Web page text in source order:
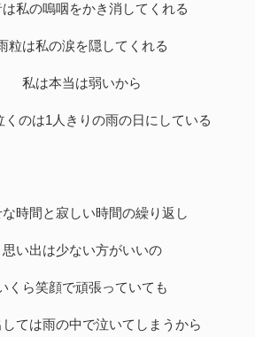
私の嗚咽をかき消してくれる
粒は私の涙を隠してくれる
私は本当は弱いから
くのは1人きりの雨の日にしている
時間と寂しい時間の繰り返し
思い出は少ない方がいいの
くら笑顔で頑張っていても
ては雨の中で泣いてしまうから